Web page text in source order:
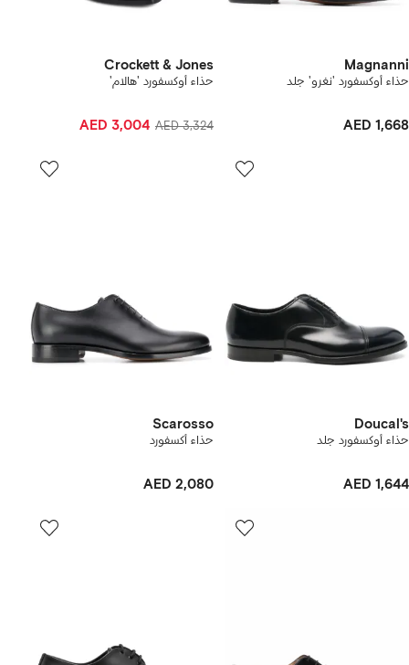
Magnanni
حذاء أوكسفورد 'نغرو' جلد
AED 1,668
Crockett & Jones
حذاء أوكسفورد 'هالام'
AED 3,324
AED 3,004
Doucal's
حذاء أوكسفورد جلد
AED 1,644
Scarosso
حذاء أكسفورد
AED 2,080